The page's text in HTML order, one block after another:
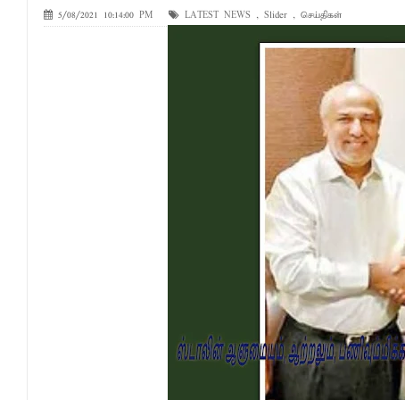
வேண்டுகோள்
அக்கரைப்பற்று பொலிஸ் பிரிவில்
தென்கிழக்குப் பல்கலைக்கழகத்தில் புவித்
காலத்தின் தேவை – பீடாதிபதி பேராசிரியர்
தீகவாபியில் பயிர்ச்செய்கைகள் நாசம்-
தென்கிழக்குப் பல்கலைக்கழகத்திற்கு
தென்கிழக்குப் பல்கலையில் மூன்று
நினைவுப் பதக்கங்கள் மற்றும் சிறப்புப்
இலங்கை அஹ்திய்யா பாடசாலைகளின்
தென்கிழக்குப் பல்கலைக்கழக ஊழியர்
வியப்பில் ஆழ்த்தும் விபூதி மலை! –
சாய்ந்தமருது லீடர் அஸ்ரப் வித்தியாலயத்தில்
5/08/2021 10:14:00 PM LATEST NEWS , Slider , செய்திகள்